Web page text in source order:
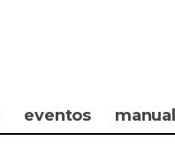
eventos manual